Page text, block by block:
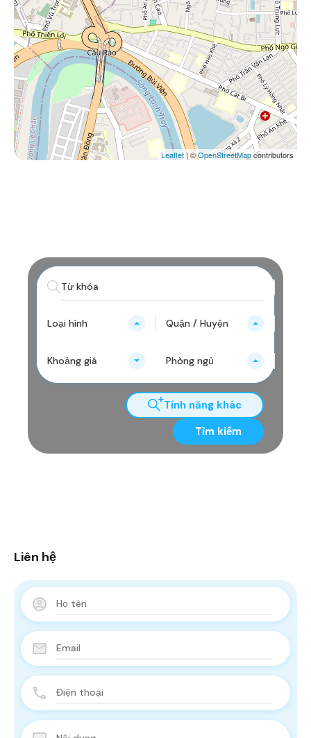
Leaflet| ©OpenStreetMapcontributors
Loại hình Quận / Huyện
Khoảng giá Phòng ngủ
Tính năng khác
Tìm kiếm
Liên hệ